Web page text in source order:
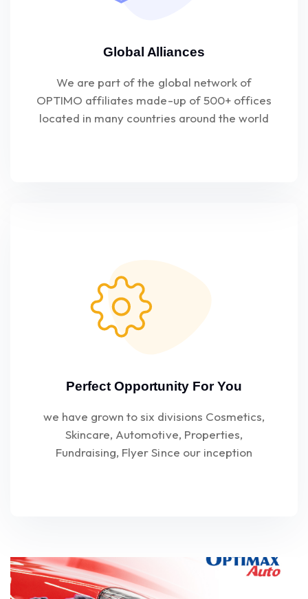
Global Alliances
We are part of the global network of
OPTIMO affiliates made-up of 500+ offices
located in many countries around the world
Perfect Opportunity For You
we have grown to six divisions Cosmetics,
Skincare, Automotive, Properties,
Fundraising, Flyer Since our inception